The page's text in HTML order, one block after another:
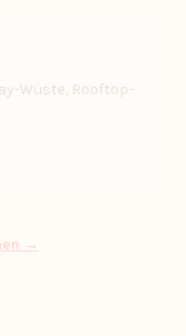
Wüste, Rooftop-
→